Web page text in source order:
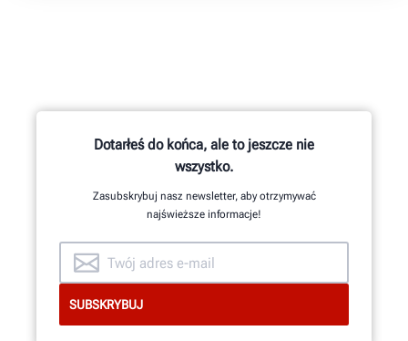
Dotarłeś do końca, ale to jeszcze nie
wszystko.
Zasubskrybuj nasz newsletter, aby otrzymywać
najświeższe informacje!